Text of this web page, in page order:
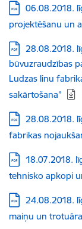
Lejupielādēt:
06.08.2018.
projektēšanu un
Lejupielādēt:
28.08.2018.
būvuzraudzības
Ludzas linu
sakārtošana”
Lejupielādēt:
28.08.2018.
fabrikas
Lejupielādēt:
18.07.2018.
tehnisko apkopi
Lejupielādēt:
24.08.2018.
maiņu un